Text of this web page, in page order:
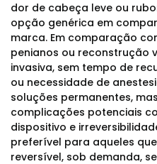
dor de cabeça leve ou
opção genérica em
marca. Em comparação
penianos ou reconstrução
invasiva, sem tempo de
ou necessidade de
soluções permanentes,
complicações potenciais
dispositivo e
preferível para aqueles
reversível, sob demanda,